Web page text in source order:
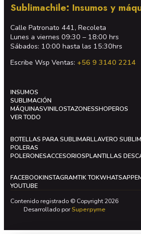
Sublimachile: Insumos y
Calle Patronato 441, Recoleta
Lunes a viernes 09:30 – 18:00 hrs
Sábados: 10:00 hasta las 15:30hrs
Escribe Wsp Ventas:+56 9 3140 2214
INSUMOS
SUBLIMACIÓN
MÁQUINASVINILOSTAZONESSHOPEROS
VER TODO
BOTELLAS PARA SUBLIMARLLAVERO
POLERAS
POLERONESACCESORIOSPLANTILLAS
FACEBOOKINSTAGRAMTIK TOKWHATSAPP
YOUTUBE
Contenido registrado © Copyright 2026
Desarrollado porSuperpyme